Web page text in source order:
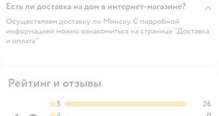
Есть ли доставка на дом в интернет-магазине?
Осуществляем доставку по Минску. С подробной
информацией можно ознакомиться на странице "Доставка
и оплата"
Рейтинг и отзывы
5
26